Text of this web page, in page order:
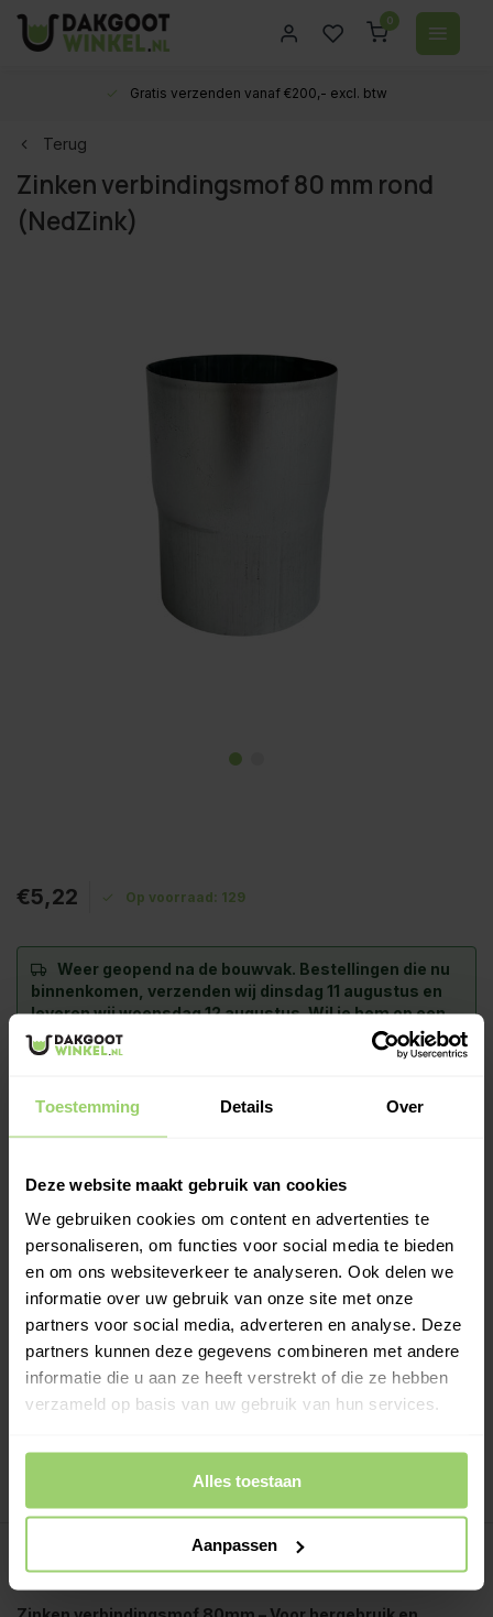
Toestemming Details Over
Deze website maakt gebruik van cookies
We gebruiken cookies om content en advertenties te
personaliseren, om functies voor social media te bieden
en om ons websiteverkeer te analyseren. Ook delen we
informatie over uw gebruik van onze site met onze
partners voor social media, adverteren en analyse. Deze
partners kunnen deze gegevens combineren met andere
informatie die u aan ze heeft verstrekt of die ze hebben
verzameld op basis van uw gebruik van hun services.
Alles toestaan
Aanpassen
0
Gratis verzenden vanaf €200,- excl. btw
Terug
Zinken verbindingsmof 80 mm rond
(NedZink)
€5,22 Op voorraad: 129
Weer geopend na de bouwvak. Bestellingen die nu
binnenkomen, verzenden wij dinsdag 11 augustus en
leveren wij woensdag 12 augustus. Wil je hem op een
andere dag? Kies bij het afrekenen zelf je
bezorgdatum.
Past onderin een 80mm buis en schuift bovenop een 80mm
zonder optromping, zodat reststukken hergebruikt kunnen
worden.
Meer informatie >
Kies zelf je leverdatum bij het afrekenen!
Ook op zaterdag bezorgd!
Gratis verzenden vanaf €200,- excl. btw
Deskundig advies!
Meer dan 10 jaar tevreden shoppers!